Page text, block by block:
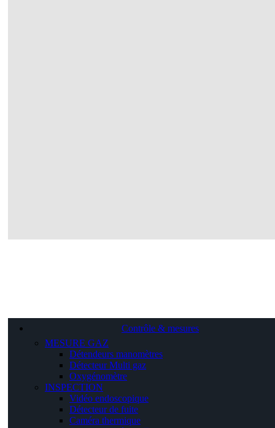
Contrôle & mesures
MESURE GAZ
Détendeurs manomètres
Détecteur Multi gaz
Oxygénomètre
INSPECTION
Vidéo endoscopique
Détecteur de fuite
Caméra thermique